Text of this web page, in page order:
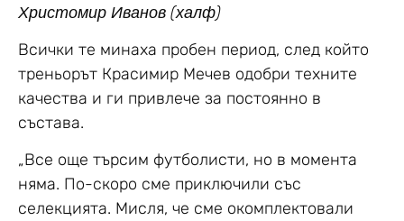
Христомир Иванов (халф)
Всички те минаха пробен период, след който
треньорът Красимир Мечев одобри техните
качества и ги привлече за постоянно в
състава.
„Все още търсим футболисти, но в момента
няма. По-скоро сме приключили със
селекцията. Мисля, че сме окомплектовали